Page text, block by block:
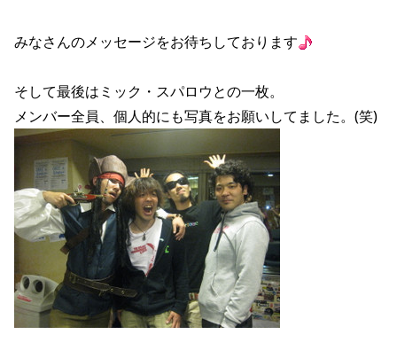
みなさんのメッセージをお待ちしております
そして最後はミック・スパロウとの一枚。
メンバー全員、個人的にも写真をお願いしてました。(笑)